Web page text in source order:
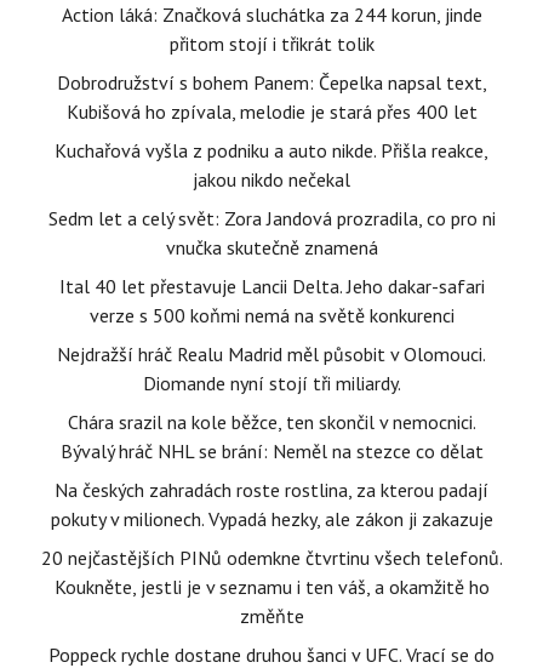
Action láká: Značková sluchátka za 244 korun, jinde
přitom stojí i třikrát tolik
Dobrodružství s bohem Panem: Čepelka napsal text,
Kubišová ho zpívala, melodie je stará přes 400 let
Kuchařová vyšla z podniku a auto nikde. Přišla reakce,
jakou nikdo nečekal
Sedm let a celý svět: Zora Jandová prozradila, co pro ni
vnučka skutečně znamená
Ital 40 let přestavuje Lancii Delta. Jeho dakar-safari
verze s 500 koňmi nemá na světě konkurenci
Nejdražší hráč Realu Madrid měl působit v Olomouci.
Diomande nyní stojí tři miliardy.
Chára srazil na kole běžce, ten skončil v nemocnici.
Bývalý hráč NHL se brání: Neměl na stezce co dělat
Na českých zahradách roste rostlina, za kterou padají
pokuty v milionech. Vypadá hezky, ale zákon ji zakazuje
20 nejčastějších PINů odemkne čtvrtinu všech telefonů.
Koukněte, jestli je v seznamu i ten váš, a okamžitě ho
změňte
Poppeck rychle dostane druhou šanci v UFC. Vrací se do